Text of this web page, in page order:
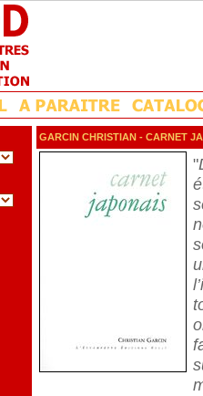
GARCIN CHRISTIAN - CARNET
"